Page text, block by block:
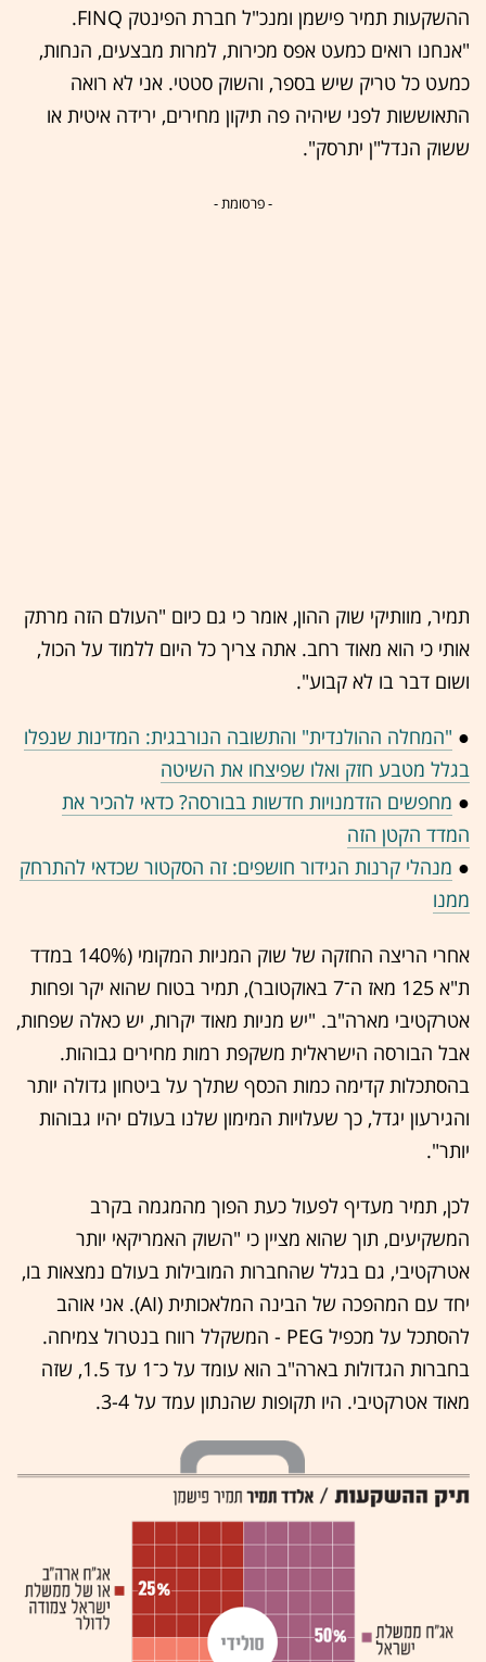
ההשקעות תמיר פישמן ומנכ"ל חברת הפינטק FINQ.
"אנחנו רואים כמעט אפס מכירות, למרות מבצעים, הנחות,
כמעט כל טריק שיש בספר, והשוק סטטי. אני לא רואה
התאוששות לפני שיהיה פה תיקון מחירים, ירידה איטית או
ששוק הנדל"ן יתרסק".
- פרסומת -
תמיר, מוותיקי שוק ההון, אומר כי גם כיום "העולם הזה מרתק
אותי כי הוא מאוד רחב. אתה צריך כל היום ללמוד על הכול,
ושום דבר בו לא קבוע".
● "המחלה ההולנדית" והתשובה הנורבגית: המדינות שנפלו
בגלל מטבע חזק ואלו שפיצחו את השיטה
● מחפשים הזדמנויות חדשות בבורסה? כדאי להכיר את
המדד הקטן הזה
● מנהלי קרנות הגידור חושפים: זה הסקטור שכדאי להתרחק
ממנו
אחרי הריצה החזקה של שוק המניות המקומי (140% במדד
ת"א 125 מאז ה־7 באוקטובר), תמיר בטוח שהוא יקר ופחות
אטרקטיבי מארה"ב. "יש מניות מאוד יקרות, יש כאלה שפחות,
אבל הבורסה הישראלית משקפת רמות מחירים גבוהות.
בהסתכלות קדימה כמות הכסף שתלך על ביטחון גדולה יותר
והגירעון יגדל, כך שעלויות המימון שלנו בעולם יהיו גבוהות
יותר".
לכן, תמיר מעדיף לפעול כעת הפוך מהמגמה בקרב
המשקיעים, תוך שהוא מציין כי "השוק האמריקאי יותר
אטרקטיבי, גם בגלל שהחברות המובילות בעולם נמצאות בו,
יחד עם המהפכה של הבינה המלאכותית (AI). אני אוהב
להסתכל על מכפיל PEG - המשקלל רווח בנטרול צמיחה.
בחברות הגדולות בארה"ב הוא עומד על כ־1 עד 1.5, שזה
מאוד אטרקטיבי. היו תקופות שהנתון עמד על 3-4.